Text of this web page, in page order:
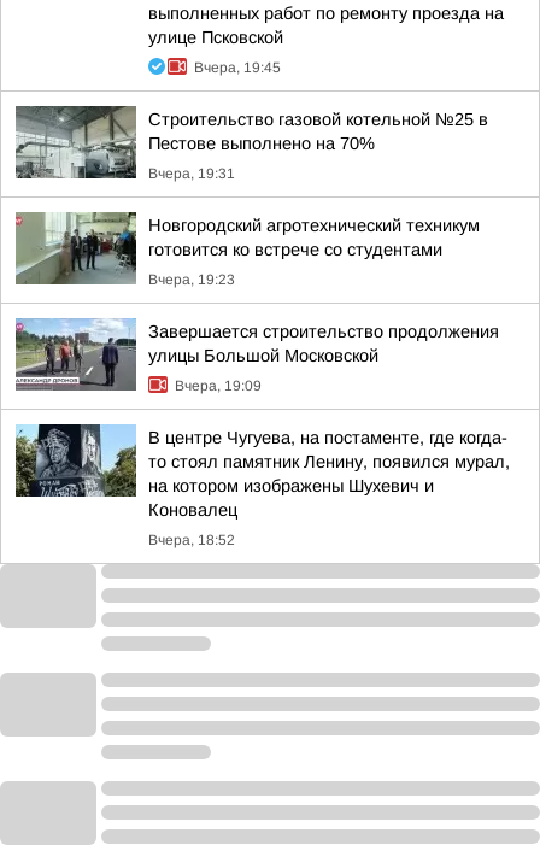
выполненных работ по ремонту проезда на
улице Псковской
Вчера, 19:45
Строительство газовой котельной №25 в
Пестове выполнено на 70%
Вчера, 19:31
Новгородский агротехнический техникум
готовится ко встрече со студентами
Вчера, 19:23
Завершается строительство продолжения
улицы Большой Московской
Вчера, 19:09
В центре Чугуева, на постаменте, где когда-
то стоял памятник Ленину, появился мурал,
на котором изображены Шухевич и
Коновалец
Вчера, 18:52